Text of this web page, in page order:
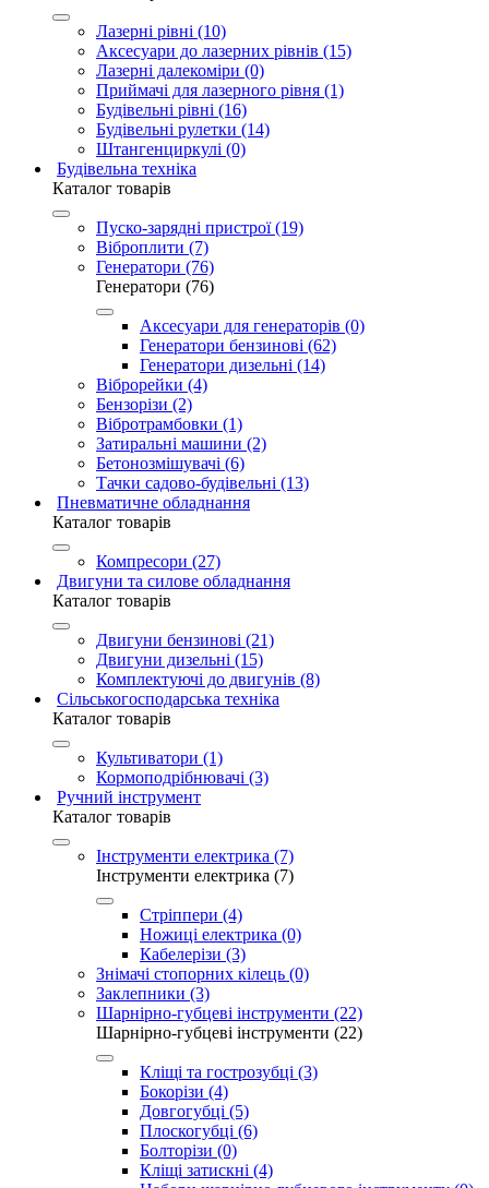
Лазерні рівні (10)
Аксесуари до лазерних рівнів (15)
Лазерні далекоміри (0)
Приймачі для лазерного рівня (1)
Будівельні рівні (16)
Будівельні рулетки (14)
Штангенциркулі (0)
Будівельна техніка
Каталог товарів
Пуско-зарядні пристрої (19)
Віброплити (7)
Генератори (76)
Генератори (76)
Аксесуари для генераторів (0)
Генератори бензинові (62)
Генератори дизельні (14)
Віброрейки (4)
Бензорізи (2)
Вібротрамбовки (1)
Затиральні машини (2)
Бетонозмішувачі (6)
Тачки садово-будівельні (13)
Пневматичне обладнання
Каталог товарів
Компресори (27)
Двигуни та силове обладнання
Каталог товарів
Двигуни бензинові (21)
Двигуни дизельні (15)
Комплектуючі до двигунів (8)
Сільськогосподарська техніка
Каталог товарів
Культиватори (1)
Кормоподрібнювачі (3)
Ручний інструмент
Каталог товарів
Інструменти електрика (7)
Інструменти електрика (7)
Стріппери (4)
Ножиці електрика (0)
Кабелерізи (3)
Знімачі стопорних кілець (0)
Заклепники (3)
Шарнірно-губцеві інструменти (22)
Шарнірно-губцеві інструменти (22)
Кліщі та гострозубці (3)
Бокорізи (4)
Довгогубці (5)
Плоскогубці (6)
Болторізи (0)
Кліщі затискні (4)